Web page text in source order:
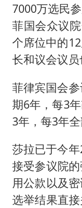
7000万选民
菲国会众议
个席位中的
长和议会议员
菲律宾国会
期6年，每3
3年，每3年全
莎拉已于今
接受参议院
用公款以及
选举结果直